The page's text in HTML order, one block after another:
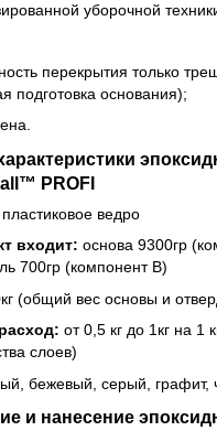
уборочной
перекрытия только
подготовка основания);
PROFI
пластиковое ведро
входит: основа 9300гр
700гр (компонент В)
(общий вес основы и
от 0,5 кг до 1кг на 1
слоев)
бежевый, серый, графит,
и нанесение